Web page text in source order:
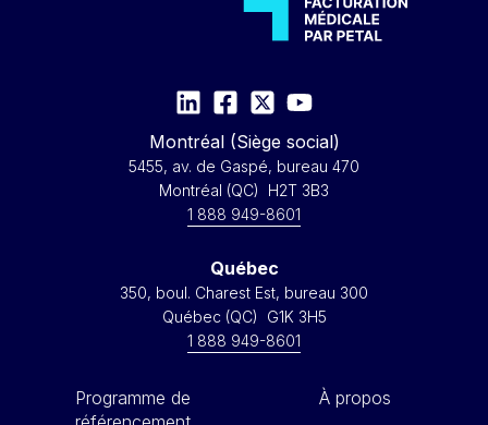
Montréal (Siège social)
5455, av. de Gaspé, bureau 470
Montréal (QC) H2T 3B3
1 888 949-8601
Québec
350, boul. Charest Est, bureau 300
Québec (QC) G1K 3H5
1 888 949-8601
Programme de
À propos